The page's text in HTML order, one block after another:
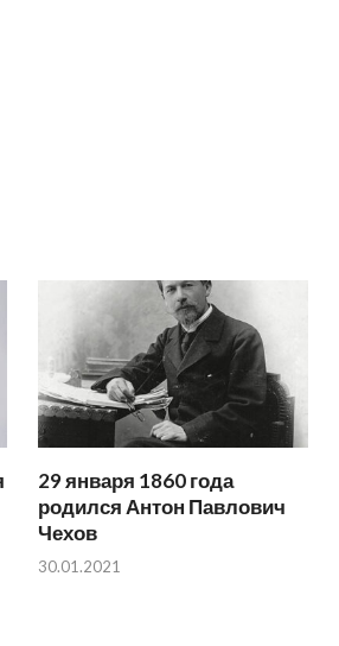
29 января 1860 года
родился Антон Павлович
Чехов
30.01.2021